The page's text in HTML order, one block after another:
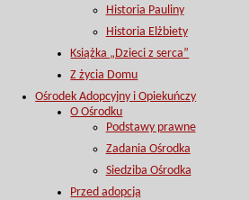
Historia Pauliny
Historia Elżbiety
Książka „Dzieci z serca”
Z życia Domu
Ośrodek Adopcyjny i Opiekuńczy
O Ośrodku
Podstawy prawne
Zadania Ośrodka
Siedziba Ośrodka
Przed adopcją